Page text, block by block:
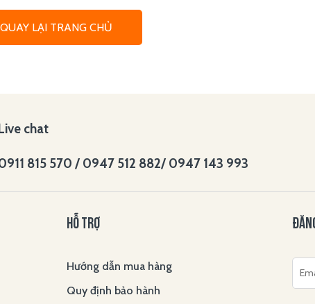
QUAY LẠI TRANG CHỦ
chat
815 570 / 0947 512 882/ 0947 143 993
HỖ TRỢ
Hướng dẫn mua hàng
Quy định bảo hành